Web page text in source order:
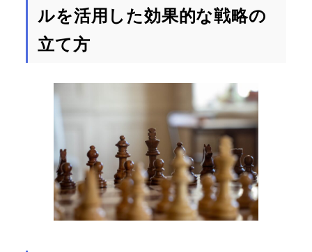
ルを活用した効果的な戦略の
立て方